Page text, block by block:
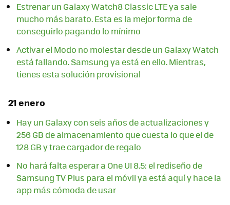
Estrenar un Galaxy Watch8 Classic LTE ya sale
mucho más barato. Esta es la mejor forma de
conseguirlo pagando lo mínimo
Activar el Modo no molestar desde un Galaxy Watch
está fallando. Samsung ya está en ello. Mientras,
tienes esta solución provisional
21 enero
Hay un Galaxy con seis años de actualizaciones y
256 GB de almacenamiento que cuesta lo que el de
128 GB y trae cargador de regalo
No hará falta esperar a One UI 8.5: el rediseño de
Samsung TV Plus para el móvil ya está aquí y hace la
app más cómoda de usar